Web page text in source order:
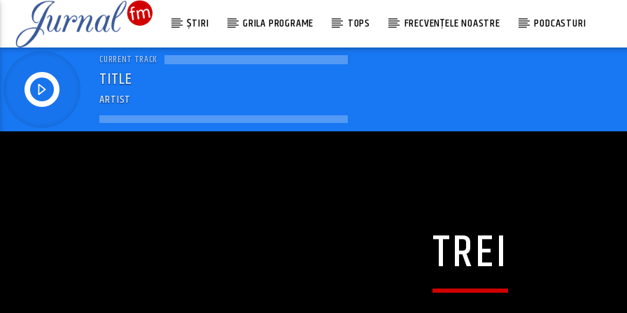
ȘTIRI GRILA PROGRAME TOPS FRECVENȚELE NOASTRE PODCASTURI
CURRENT TRACK
TITLE
ARTIST
TREI